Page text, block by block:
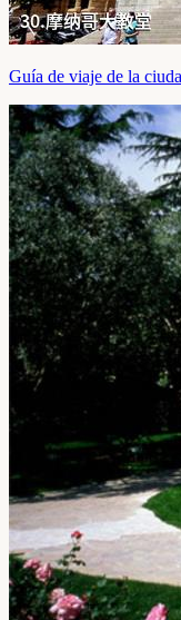
Guía de viaje de la